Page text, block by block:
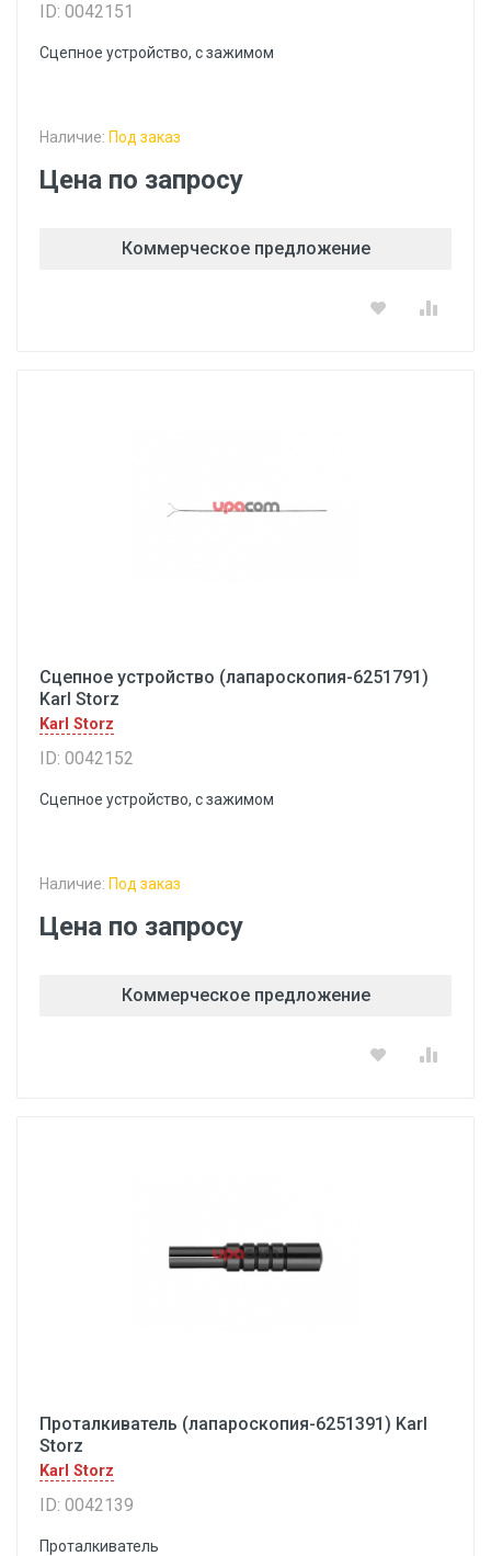
ID: 0042151
Сцепное устройство, с зажимом
Наличие: Под заказ
Цена по запросу
Коммерческое предложение
Сцепное устройство (лапароскопия-6251791)
Karl Storz
Karl Storz
ID: 0042152
Сцепное устройство, с зажимом
Наличие: Под заказ
Цена по запросу
Коммерческое предложение
Проталкиватель (лапароскопия-6251391) Karl
Storz
Karl Storz
ID: 0042139
Проталкиватель